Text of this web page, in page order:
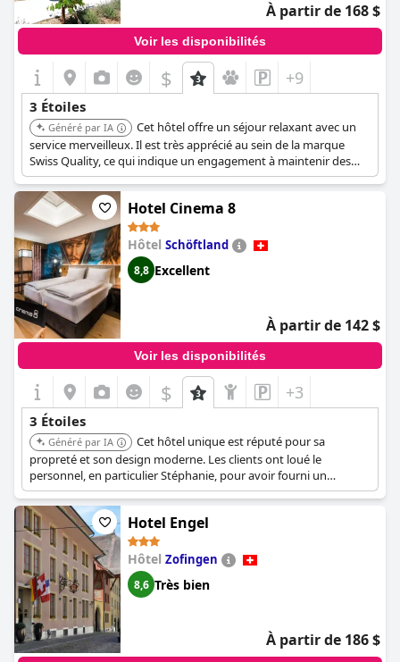
À partir de 168 $
Voir les disponibilités
$ +9
3 Étoiles
Généré par IA
Cet hôtel offre un séjour relaxant avec un
service merveilleux. Il est très apprécié au sein de la marque
Swiss Quality, ce qui indique un engagement à maintenir des
normes élevées de service et de confort. Il est situé dans un
emplacement pratique.
Hotel Cinema 8
Hôtel Schöftland
8,8 Excellent
À partir de 142 $
Voir les disponibilités
$ +3
3 Étoiles
Généré par IA
Cet hôtel unique est réputé pour sa
propreté et son design moderne. Les clients ont loué le
personnel, en particulier Stéphanie, pour avoir fourni un
excellent service qui dépasse les attentes pour un hôtel 3
étoiles. Certaines critiques suggèrent qu'il ressemble davantage
à une expérience 4 étoiles.Hotel Engel
Hôtel Zofingen
8,6 Très bien
À partir de 186 $